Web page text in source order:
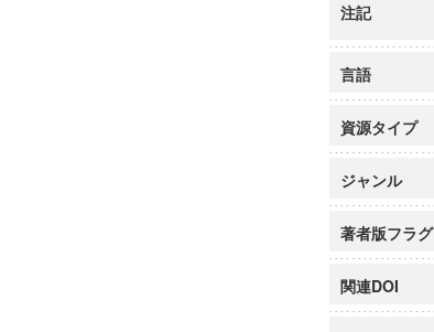
注記
言語
資源タイプ
ジャンル
著者版フラグ
関連DOI